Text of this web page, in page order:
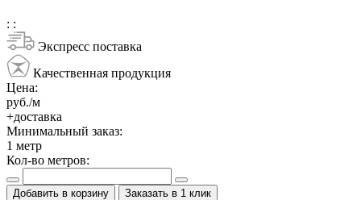
: :
Экспресс поставка
Качественная продукция
Цена:
руб./м
+доставка
Минимальный заказ:
1 метр
Кол-во метров:
Добавить в корзину Заказать в 1 клик